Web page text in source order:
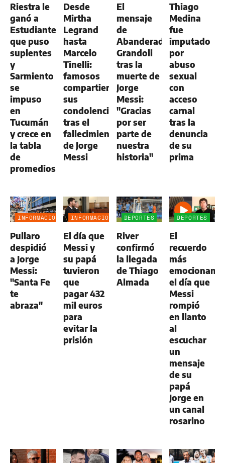
Riestra le
ganó a
Estudiantes,
que puso
suplentes
y
Sarmiento
se
impuso
en
Tucumán
y crece en
la tabla
de
promedios
Desde
Mirtha
Legrand
hasta
Marcelo
Tinelli:
famosos
compartieron
sus
condolencias
tras el
fallecimiento
de Jorge
Messi
El
mensaje
de
Abanderado
Grandoli
tras la
muerte de
Jorge
Messi:
"Gracias
por ser
parte de
nuestra
historia"
Thiago
Medina
fue
imputado
por
abuso
sexual
con
acceso
carnal
tras la
denuncia
de su
prima
INFORMACIÓN
Pullaro
despidió
a Jorge
Messi:
"Santa Fe
te
abraza"
INFORMACIÓN
El día que
Messi y
su papá
tuvieron
que
pagar 432
mil euros
para
evitar la
prisión
DEPORTES
River
confirmó
la llegada
de Thiago
Almada
DEPORTES
El
recuerdo
más
el día que
Messi
rompió
en llanto
al
escuchar
un
mensaje
de su
papá
Jorge en
un canal
rosarino